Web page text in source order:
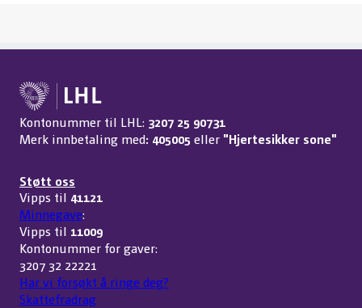
Kontonummer til LHL: 3207 25 90731
Merk innbetaling med: 405005eller "Hjertesikker sone"
Støtt oss
Vipps til 41121
Minnegave:
Vipps til 11009
Kontonummer for gaver:
3207 32 22221
Har vi forsøkt å ringe deg?
Skattefradrag